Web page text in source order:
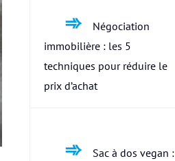
Négociation
immobilière : les 5
techniques pour réduire le
prix d’achat
Sac à dos vegan :